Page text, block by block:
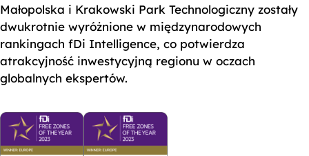
Małopolska i Krakowski Park Technologiczny zostały
dwukrotnie wyróżnione w międzynarodowych
rankingach fDi Intelligence, co potwierdza
atrakcyjność inwestycyjną regionu w oczach
globalnych ekspertów.